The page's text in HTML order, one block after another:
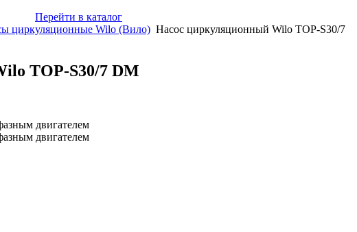
Перейти в каталог
циркуляционные Wilo (Вило) Насос циркуляционный Wilo TOP-S30/7
TOP-S30/7 DM